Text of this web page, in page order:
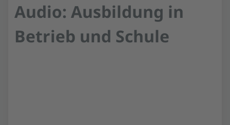
Audio: Ausbildung in
Betrieb und Schule